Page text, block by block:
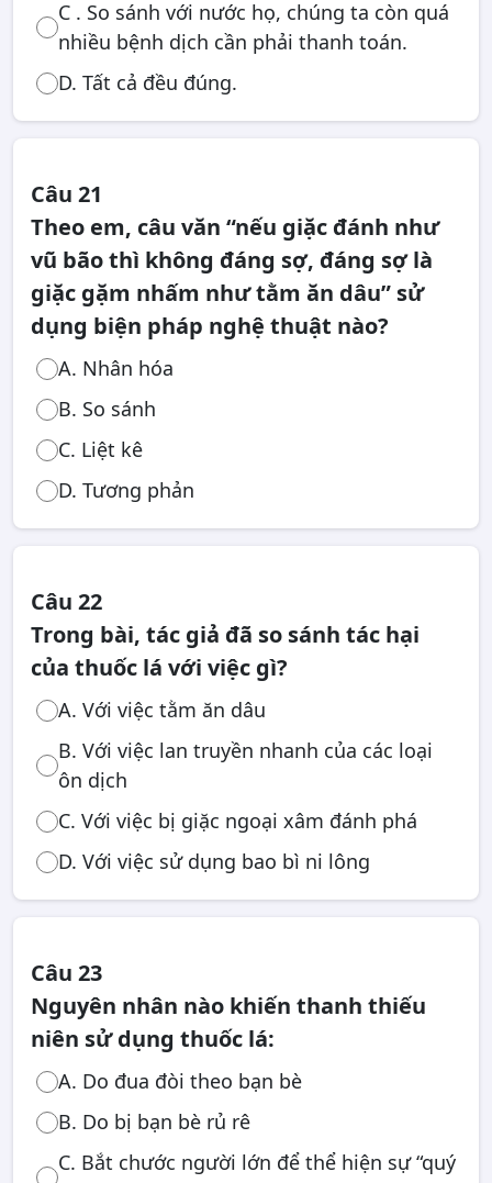
C . So sánh với nước họ, chúng ta còn quá
nhiều bệnh dịch cần phải thanh toán.
D. Tất cả đều đúng.
Câu 21
Theo em, câu văn “nếu giặc đánh như
vũ bão thì không đáng sợ, đáng sợ là
giặc gặm nhấm như tằm ăn dâu” sử
dụng biện pháp nghệ thuật nào?
A. Nhân hóa
B. So sánh
C. Liệt kê
D. Tương phản
Câu 22
Trong bài, tác giả đã so sánh tác hại
của thuốc lá với việc gì?
A. Với việc tằm ăn dâu
B. Với việc lan truyền nhanh của các loại
ôn dịch
C. Với việc bị giặc ngoại xâm đánh phá
D. Với việc sử dụng bao bì ni lông
Câu 23
Nguyên nhân nào khiến thanh thiếu
niên sử dụng thuốc lá:
A. Do đua đòi theo bạn bè
B. Do bị bạn bè rủ rê
C. Bắt chước người lớn để thể hiện sự “quý